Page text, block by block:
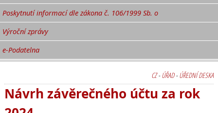
Poskytnutí informací dle zákona č. 106/1999 Sb. o
Výroční zprávy
e-Podatelna
CZ-ÚŘAD-ÚŘEDNÍ DESKA
Návrh závěrečného účtu za rok